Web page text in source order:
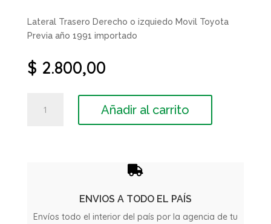
Lateral Trasero Derecho o izquiedo Movil Toyota
Previa año 1991 importado
$ 2.800,00
Lateral
cantidad
Añadir al carrito

ENVIOS A TODO EL PAÍS
Envíos todo el interior del país por la agencia de tu